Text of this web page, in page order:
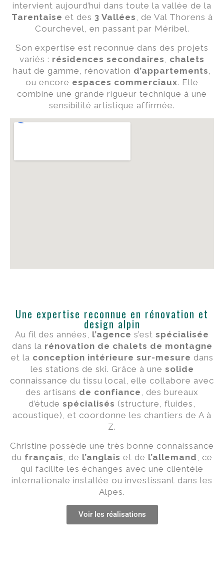
intervient aujourd’hui dans toute la vallée de la
Tarentaise et des 3 Vallées , de Val Thorens à
Courchevel, en passant par Méribel.
Son expertise est reconnue dans des projets
variés : résidences secondaires
chalets
haut de gamme, rénovation d’appartements
ou encore espaces commerciaux. Elle
combine une grande rigueur technique à une
sensibilité artistique affirmée.
Une expertise reconnue en rénovation et
design alpin
Au fil des années, l’agence s’est spécialisée
dans la rénovation de chalets de montagne
et la conception intérieure sur-mesure dans
les stations de ski. Grâce à une solide
connaissance du tissu local, elle collabore avec
des artisans de confiance , des bureaux
d’étude spécialisés (structure, fluides,
acoustique), et coordonne les chantiers de A à
Z.
Christine possède une très bonne connaissance
du français , de l’anglais et de l’allemand , ce
qui facilite les échanges avec une clientèle
internationale installée ou investissant dans les
Alpes.
Voir les réalisations